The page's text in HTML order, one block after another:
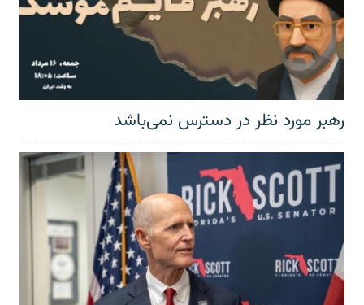
رهبر مورد نظر در دسترس نمی‌باشد